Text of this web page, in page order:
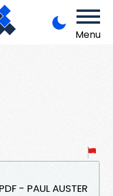
Menu
- PAUL AUSTER